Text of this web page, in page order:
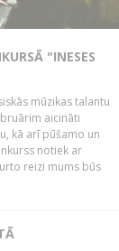
"INESES
mūzikas talantu
aicināti
kā arī pūšamo un
notiek ar
reizi mums būs